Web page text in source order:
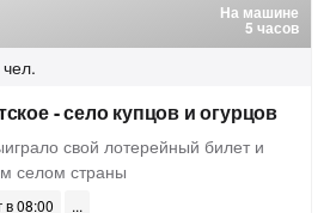
На машине
5 часов
- село купцов и огурцов
свой лотерейный билет и
селом страны
в 08:00